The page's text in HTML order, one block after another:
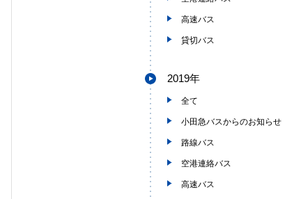
高速バス
貸切バス
2019年
全て
小田急バスからのお知らせ
路線バス
空港連絡バス
高速バス